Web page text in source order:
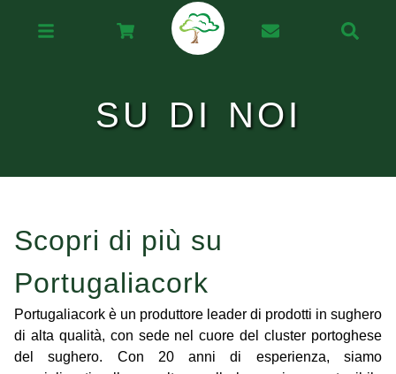
SU DI NOI
Scopri di più su
Portugaliacork
Portugaliacork è un produttore leader di prodotti in sughero
di alta qualità, con sede nel cuore del cluster portoghese
del sughero. Con 20 anni di esperienza, siamo